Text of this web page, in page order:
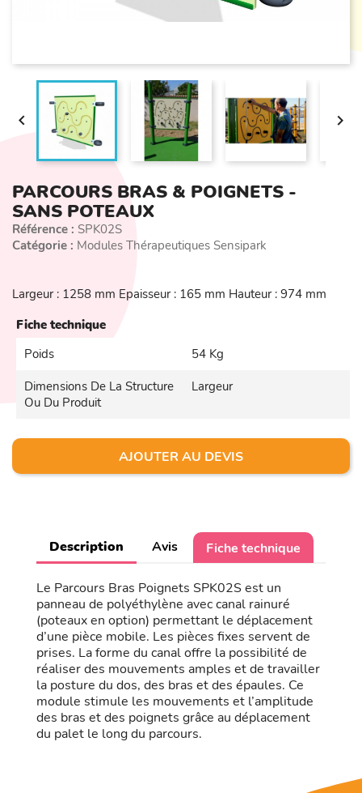
 
PARCOURS BRAS & POIGNETS -
SANS POTEAUX
Référence : SPK02S
Catégorie : Modules Thérapeutiques Sensipark
Largeur : 1258 mm Epaisseur : 165 mm Hauteur : 974 mm
Fiche technique
Poids
54 Kg
Dimensions De La Structure
Ou Du Produit
Largeur
AJOUTER AU DEVIS
Description Avis Fiche technique
Le Parcours Bras Poignets SPK02S est un
panneau de polyéthylène avec canal rainuré
(poteaux en option) permettant le déplacement
d’une pièce mobile. Les pièces fixes servent de
prises. La forme du canal offre la possibilité de
réaliser des mouvements amples et de travailler
la posture du dos, des bras et des épaules. Ce
module stimule les mouvements et l’amplitude
des bras et des poignets grâce au déplacement
du palet le long du parcours.